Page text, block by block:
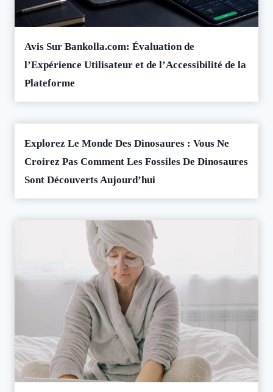
Avis Sur Bankolla.com: Évaluation de
l’Expérience Utilisateur et de l’Accessibilité de la
Plateforme
Explorez Le Monde Des Dinosaures : Vous Ne
Croirez Pas Comment Les Fossiles De Dinosaures
Sont Découverts Aujourd’hui